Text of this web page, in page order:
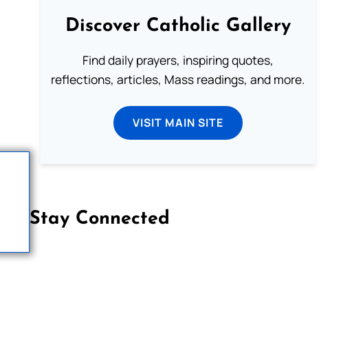
Discover Catholic Gallery
Find daily prayers, inspiring quotes,
reflections, articles, Mass readings, and more.
VISIT MAIN SITE
Stay Connected